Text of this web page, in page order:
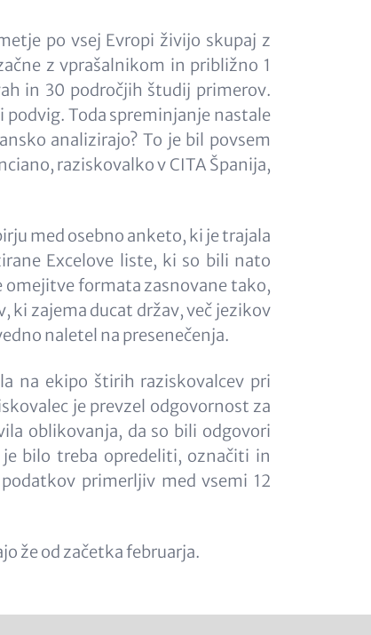
po vsej Evropi živijo skupaj z
z vprašalnikom in približno 1
in 30 področjih študij primerov.
Toda spreminjanje nastale
analizirajo? To je bil povsem
raziskovalko v CITA Španija,
med osebno anketo, ki je trajala
Excelove liste, ki so bili nato
omejitve formata zasnovane tako,
ki zajema ducat držav, več jezikov
naletel na presenečenja.
na ekipo štirih raziskovalcev pri
je prevzel odgovornost za
oblikovanja, da so bili odgovori
bilo treba opredeliti, označiti in
primerljiv med vsemi 12
že od začetka februarja.